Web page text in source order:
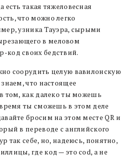
есть такая тяжеловесная
что можно легко
узника Тауэра, сырыми
в меловом
код своих бедствий.
соорудить целую вавилонскую
что настоящее
том, как далеко ты можешь
ты сможешь в этом деле
бросим на этом месте QR и
в переводе с английского
так себе, но, надеюсь, понятно,
где код — это cod, а не